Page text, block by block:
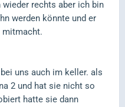
rechts aber ich bin
werden könnte und er
mitmacht.
uns auch im keller. als
2 und hat sie nicht so
hatte sie dann